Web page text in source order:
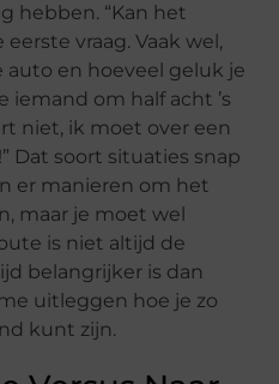
hebben. “Kan het
vraag. Vaak wel,
auto en hoeveel geluk je
iemand om half acht ’s
niet, ik moet over een
Dat soort situaties snap
er manieren om het
maar je moet wel
is niet altijd de
belangrijker is dan
uitleggen hoe je zo
kunt zijn.